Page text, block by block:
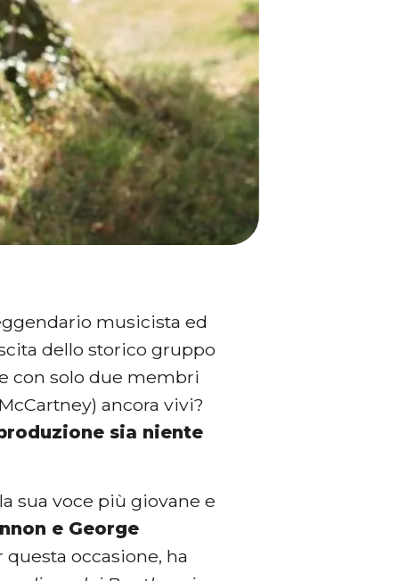
musicista ed
dello storico gruppo
con solo due membri
ancora vivi?
sia niente
sua voce più giovane e
e George
occasione, ha